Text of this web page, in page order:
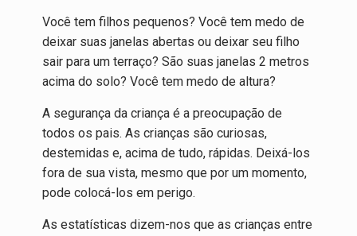
Você tem filhos pequenos? Você tem medo de
deixar suas janelas abertas ou deixar seu filho
sair para um terraço? São suas janelas 2 metros
acima do solo? Você tem medo de altura?
A segurança da criança é a preocupação de
todos os pais. As crianças são curiosas,
destemidas e, acima de tudo, rápidas. Deixá-los
fora de sua vista, mesmo que por um momento,
pode colocá-los em perigo.
As estatísticas dizem-nos que as crianças entre